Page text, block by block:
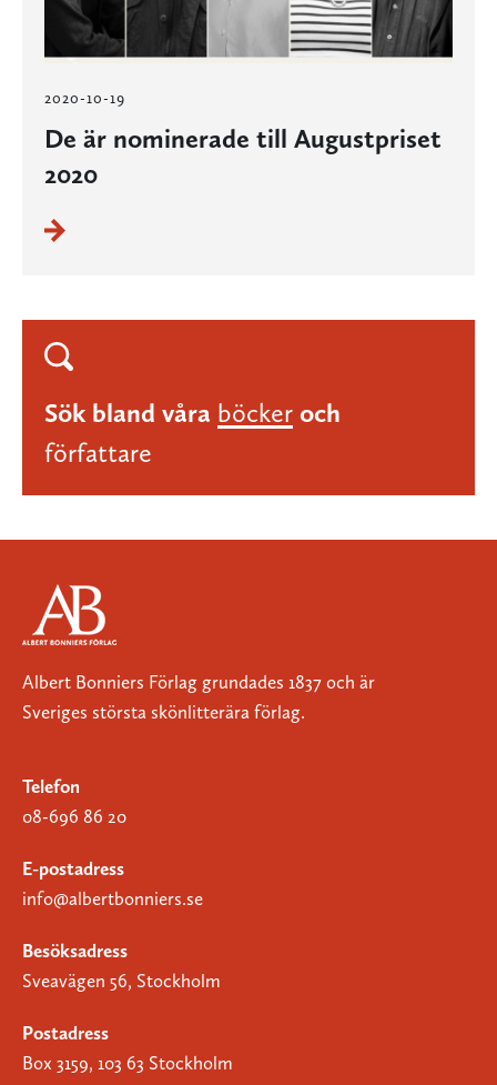
2020-10-19
De är nominerade till Augustpriset
2020
Sök bland våra böcker och
författare
Albert Bonniers Förlag grundades 1837 och är
Sveriges största skönlitterära förlag.
Telefon
08-696 86 20
E-postadress
info@albertbonniers.se
Besöksadress
Sveavägen 56, Stockholm
Postadress
Box 3159, 103 63 Stockholm